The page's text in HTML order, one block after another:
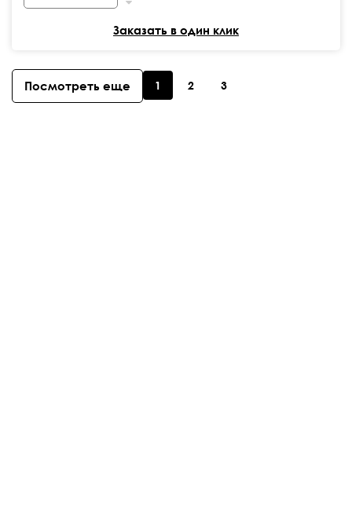
Заказать в один клик
Посмотреть еще 1 2 3